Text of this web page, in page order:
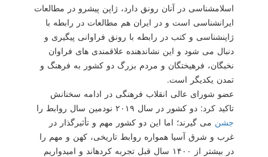
اسلام‎شناسی در آنان رونق دارد، ژاپن پیشرو در مطالعات
ایران‎شناسی است و در ایران هم مطالعات در رابطه با
ژاپن‎شناسی و كتب در رابطه با رونق فراوانی پیگیری و
دنبال می شود و این نشان‎دهنده علاقمندی های فراوان
نخبگان، فرهیختگان و مردم بزرگ دو كشور به فرهنگ و
تمدن یكدیگر است.
عضو شورای عالی انقلاب فرهنگی در ادامه سخنانش
تاكید كرد: دو كشور در سال ۲۰۱۹ نودمین سال روابط را
جشن می گیرند؛ اما این دو كشور مهم و تأثیرگذار در
غرب و شرق آسیا همواره روابط تاریخی، كهن و مهم را
در بیشتر از ۱۴۰۰ سال قبل تجربه كرده‎اند و امیدواریم